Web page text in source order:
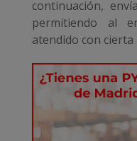
continuación,
permitiendo al
atendido con cierta